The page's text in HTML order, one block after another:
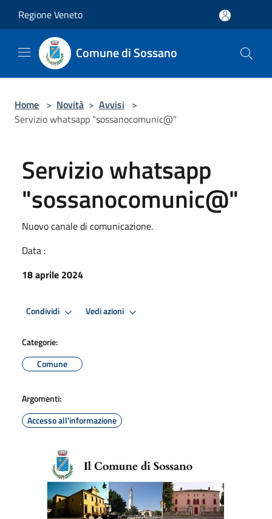
Regione Veneto
Comune di Sossano
Home > Novità > Avvisi >
Servizio whatsapp "sossanocomunic@"
Servizio whatsapp
"sossanocomunic@"
Nuovo canale di comunicazione.
Data :
18 aprile 2024
Condividi Vedi azioni
Categorie:
Comune
Argomenti:
Accesso all'informazione